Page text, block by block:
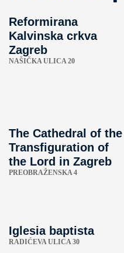
Reformirana
Kalvinska crkva
Zagreb
NAŠIČKA ULICA 20
The Cathedral of the
Transfiguration of
the Lord in Zagreb
PREOBRAŽENSKA 4
Iglesia baptista
RADIĆEVA ULICA 30